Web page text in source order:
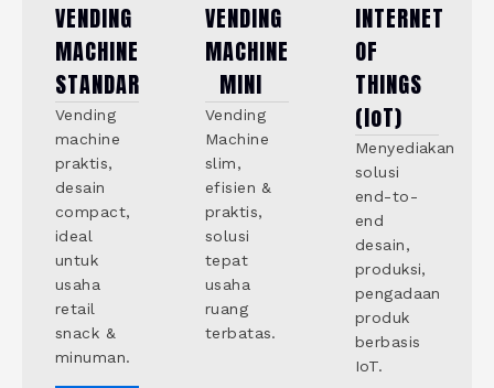
VENDING
MACHINE
STANDAR
Vending
machine
praktis,
desain
compact,
ideal
untuk
usaha
retail
snack &
minuman.
VENDING
MACHINE
MINI
Vending
Machine
slim,
efisien &
praktis,
solusi
tepat
usaha
ruang
terbatas.
INTERNET
OF
THINGS
(IoT)
Menyediakan
solusi
end-to-
end
desain,
produksi,
pengadaan
produk
berbasis
IoT.